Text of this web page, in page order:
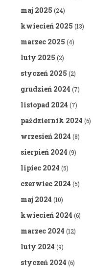
maj 2025 (24)
kwiecień 2025 (13)
marzec 2025 (4)
luty 2025 (2)
styczeń 2025 (2)
grudzień 2024 (7)
listopad 2024 (7)
październik 2024 (6)
wrzesień 2024 (8)
sierpień 2024 (9)
lipiec 2024 (5)
czerwiec 2024 (5)
maj 2024 (10)
kwiecień 2024 (6)
marzec 2024 (12)
luty 2024 (9)
styczeń 2024 (6)